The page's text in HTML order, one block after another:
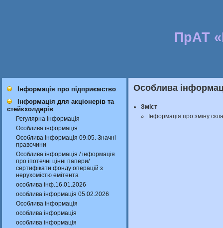
ПрАТ
Інформація про підприємство
Інформація для акціонерів та
стейкхолдерів
Регулярна інформація
Особлива інформація
Особлива інформація 09.05. Значні
правочини
Особлива інформація / інформація
про іпотечні цінні папери/
сертифікати фонду операцій з
нерухомістю емітента
особлива інф.16.01.2026
особлива інформація 05.02.2026
Особлива інформація
особлива інформація
особлива інформація
Особлива
Зміст
Інформація про зміну